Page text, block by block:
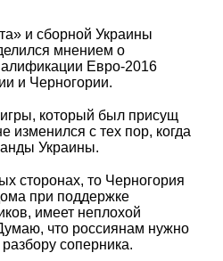
и сборной Украины
мнением о
Евро-2016
и Черногории.
который был присущ
изменился с тех пор, когда
Украины.
сторонах, то Черногория
при поддержке
имеет неплохой
что россиянам нужно
соперника.